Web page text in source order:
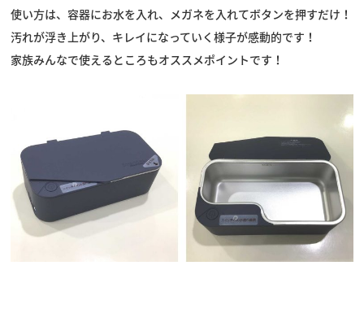
使い方は、容器にお水を入れ、メガネを入れてボタンを押すだけ！
汚れが浮き上がり、キレイになっていく様子が感動的です！
家族みんなで使えるところもオススメポイントです！